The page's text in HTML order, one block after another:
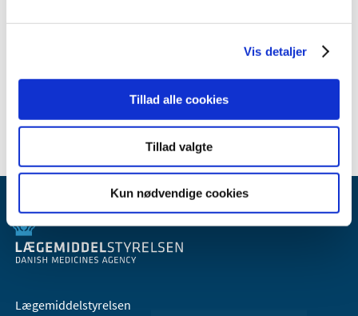
Vis detaljer
Tillad alle cookies
Tillad valgte
Kun nødvendige cookies
2006 (9)
Lægemiddelstyrelsen